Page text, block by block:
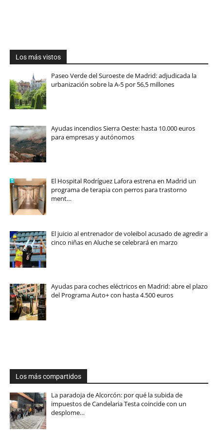
Los más vistos
Paseo Verde del Suroeste de Madrid: adjudicada la
urbanización sobre la A-5 por 56,5 millones
Ayudas incendios Sierra Oeste: hasta 10.000 euros
para empresas y autónomos
El Hospital Rodríguez Lafora estrena en Madrid un
programa de terapia con perros para trastorno
ment…
El juicio al entrenador de voleibol acusado de agredir a
cinco niñas en Aluche se celebrará en marzo
Ayudas para coches eléctricos en Madrid: abre el plazo
del Programa Auto+ con hasta 4.500 euros
Los más compartidos
La paradoja de Alcorcón: por qué la subida de
impuestos de Candelaria Testa coincide con un
desplome…